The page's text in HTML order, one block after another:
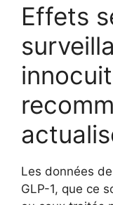
Effets
Les données
GLP-1, que ce